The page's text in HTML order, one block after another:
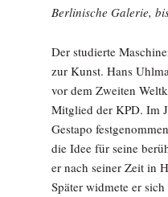
Berlinische Galerie,
Der studierte
zur Kunst. Hans
vor dem Zweiten
Mitglied der KPD. Im
Gestapo
die Idee für seine
er nach seiner Zeit in
Später widmete er